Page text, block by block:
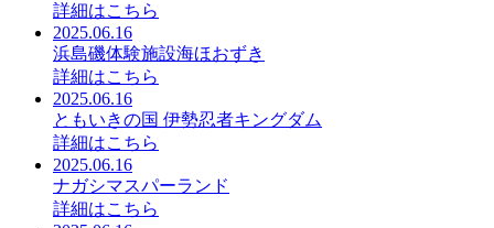
詳細はこちら
2025.06.16
浜島磯体験施設海ほおずき
詳細はこちら
2025.06.16
ともいきの国 伊勢忍者キングダム
詳細はこちら
2025.06.16
ナガシマスパーランド
詳細はこちら